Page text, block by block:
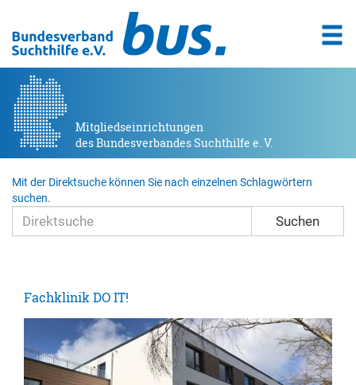
Mitgliedseinrichtungen
des Bundesverbandes Suchthilfe e. V.
Mit der Direktsuche können Sie nach einzelnen Schlagwörtern
suchen.
Suchen
Fachklinik DO IT!